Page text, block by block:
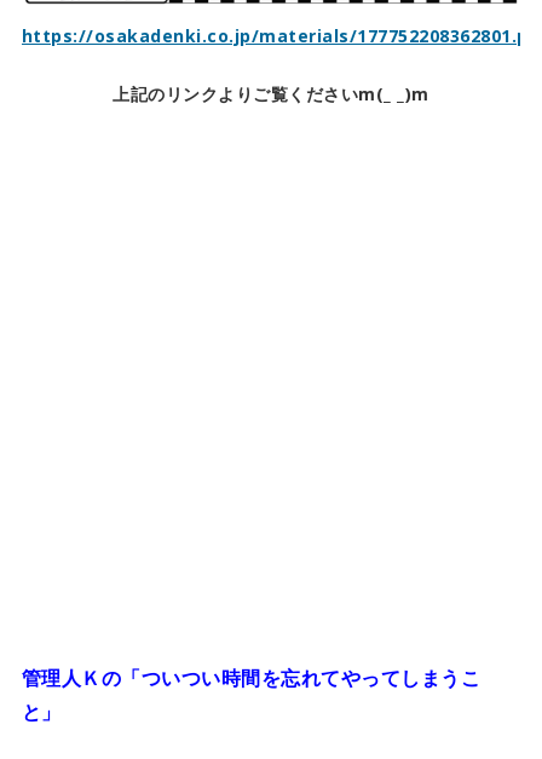
https://osakadenki.co.jp/materials/
上記のリンクよりご覧くださいm(_ _)m
管理人Ｋの「ついつい時間を忘れてやってしまうこ
と」